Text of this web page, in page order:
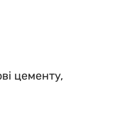
цементу,